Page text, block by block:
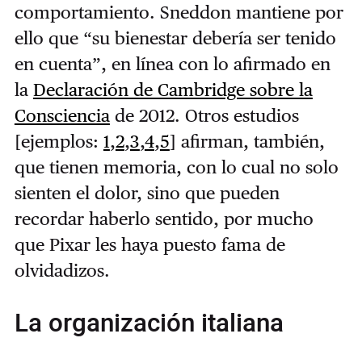
comportamiento. Sneddon mantiene por
ello que “su bienestar debería ser tenido
en cuenta”, en línea con lo afirmado en
la Declaración de Cambridge sobre la
Conscienciade 2012. Otros estudios
[ejemplos: 1,2,3,4,5] afirman, también,
que tienen memoria, con lo cual no solo
sienten el dolor, sino que pueden
recordar haberlo sentido, por mucho
que Pixar les haya puesto fama de
olvidadizos.
La organización italiana